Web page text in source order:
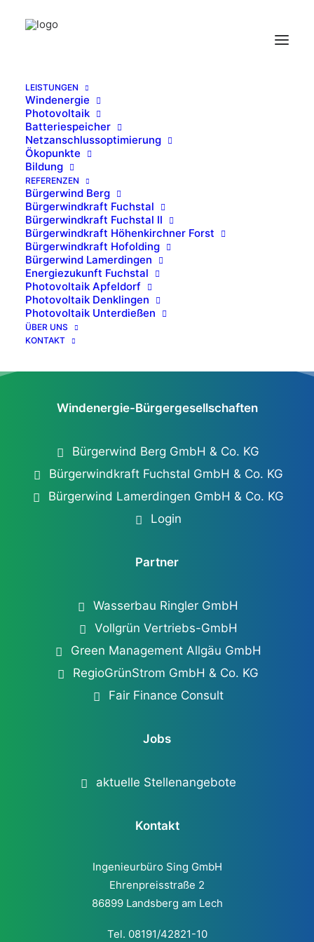
LEISTUNGEN
Windenergie
Photovoltaik
Batteriespeicher
Netzanschlussoptimierung
Ökopunkte
Bildung
REFERENZEN
Bürgerwind Berg
Bürgerwindkraft Fuchstal
Bürgerwindkraft Fuchstal II
Bürgerwindkraft Höhenkirchner Forst
Bürgerwindkraft Hofolding
Bürgerwind Lamerdingen
Energiezukunft Fuchstal
Photovoltaik Apfeldorf
Photovoltaik Denklingen
Photovoltaik Unterdießen
ÜBER UNS
KONTAKT
Fertige-WEA-Hofolding
Home Windenergie Hofolding
Windenergie-Bürgergesellschaften
Bürgerwind Berg GmbH & Co. KG
Bürgerwindkraft Fuchstal GmbH & Co. KG
Bürgerwind Lamerdingen GmbH & Co. KG
Login
Partner
Wasserbau Ringler GmbH
Vollgrün Vertriebs-GmbH
Green Management Allgäu GmbH
RegioGrünStrom GmbH & Co. KG
Fair Finance Consult
Jobs
aktuelle Stellenangebote
Kontakt
Ingenieurbüro Sing GmbH
Ehrenpreisstraße 2
86899 Landsberg am Lech
Tel. 08191/42821-10